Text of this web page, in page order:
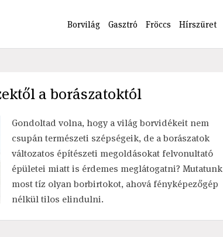
Borvilág Gasztró Fröccs Hírszüret
a borászatoktól
Gondoltad volna, hogy a világ borvidékeit nem
csupán természeti szépségeik, de a borászatok
változatos építészeti megoldásokat felvonultató
épületei miatt is érdemes meglátogatni? Mutatunk
most tíz olyan borbirtokot, ahová fényképezőgép
nélkül tilos elindulni.